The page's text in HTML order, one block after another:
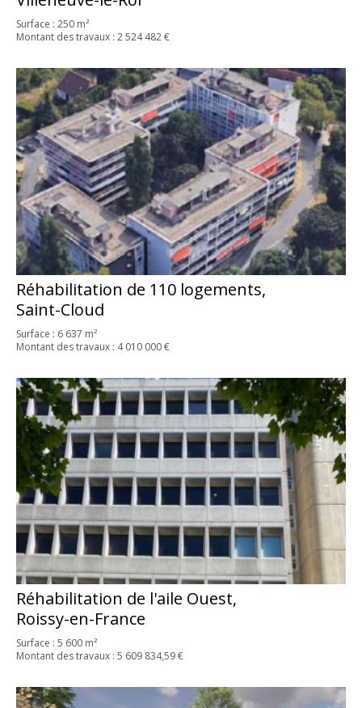
Surface : 250 m²
Montant des travaux : 2 524 482 €
Réhabilitation de 110 logements,
Saint-Cloud
Surface : 6 637 m²
Montant des travaux : 4 010 000 €
Réhabilitation de l'aile Ouest,
Roissy-en-France
Surface : 5 600 m²
Montant des travaux : 5 609 834,59 €